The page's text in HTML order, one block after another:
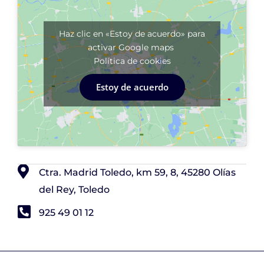
Haz clic en «Estoy de acuerdo» para
activar Google maps
Política de cookies
Estoy de acuerdo
Ctra. Madrid Toledo, km 59, 8, 45280 Olías
del Rey, Toledo
925 49 01 12